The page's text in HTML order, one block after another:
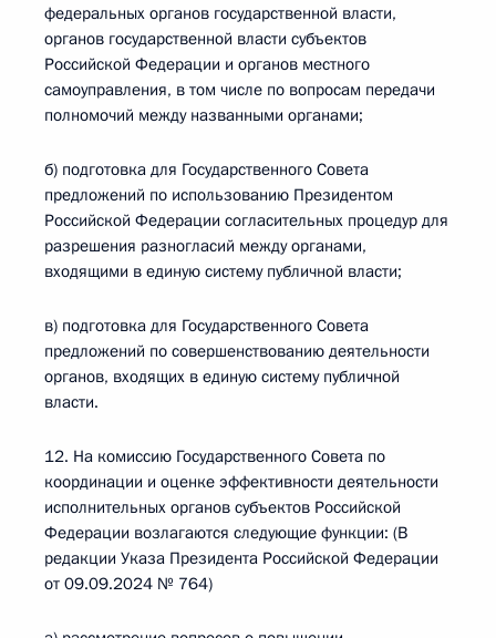
федеральных органов государственной власти,
органов государственной власти субъектов
Российской Федерации и органов местного
самоуправления, в том числе по вопросам передачи
полномочий между названными органами;
б) подготовка для Государственного Совета
предложений по использованию Президентом
Российской Федерации согласительных процедур для
разрешения разногласий между органами,
входящими в единую систему публичной власти;
в) подготовка для Государственного Совета
предложений по совершенствованию деятельности
органов, входящих в единую систему публичной
власти.
12. На комиссию Государственного Совета по
координации и оценке эффективности деятельности
исполнительных органов субъектов Российской
Федерации возлагаются следующие функции: (В
редакции Указа Президента Российской Федерации
от 09.09.2024 № 764)